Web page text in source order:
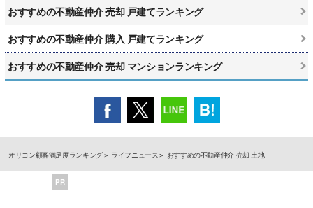
おすすめの不動産仲介 売却 戸建てランキング
おすすめの不動産仲介 購入 戸建てランキング
おすすめの不動産仲介 売却 マンションランキング
オリコン顧客満足度ランキング ライフニュース おすすめの不動産仲介 売却 土地
PR